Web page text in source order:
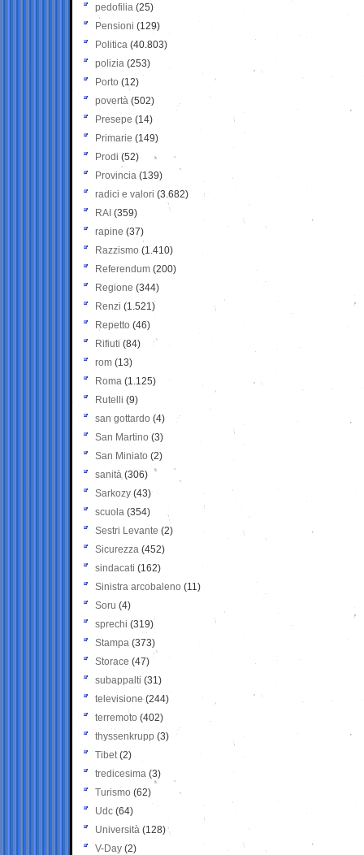
pedofilia (25)
Pensioni (129)
Politica (40.803)
polizia (253)
Porto (12)
povertà (502)
Presepe (14)
Primarie (149)
Prodi (52)
Provincia (139)
radici e valori (3.682)
RAI (359)
rapine (37)
Razzismo (1.410)
Referendum (200)
Regione (344)
Renzi (1.521)
Repetto (46)
Rifiuti (84)
rom (13)
Roma (1.125)
Rutelli (9)
san gottardo (4)
San Martino (3)
San Miniato (2)
sanità (306)
Sarkozy (43)
scuola (354)
Sestri Levante (2)
Sicurezza (452)
sindacati (162)
Sinistra arcobaleno (11)
Soru (4)
sprechi (319)
Stampa (373)
Storace (47)
subappalti (31)
televisione(244)
terremoto (402)
thyssenkrupp (3)
Tibet(2)
tredicesima (3)
Turismo (62)
Udc (64)
Università (128)
V-Day (2)